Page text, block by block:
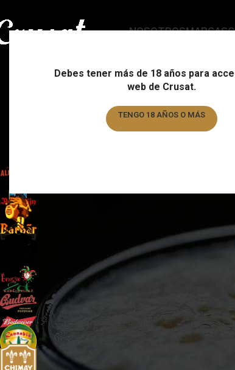
Debes tener más de 18 años para
web de Crusat.
TENGO 18 AÑOS O MÁS
NOSOTROSMARCAS
178
Augustijn 1
6
Brugse Zot
Budejovicky Budvar
Budweiser 1
Cannabis
Chimay